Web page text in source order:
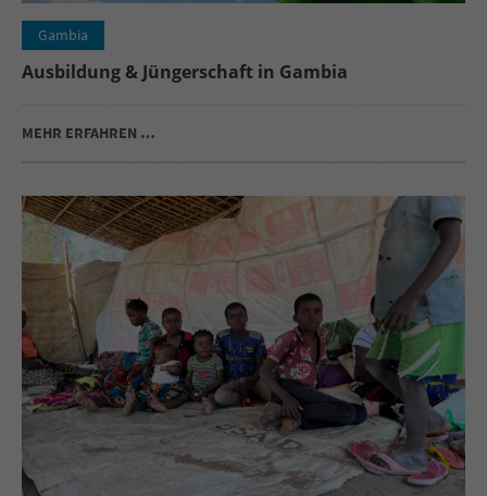
Gambia
Ausbildung & Jüngerschaft in Gambia
MEHR ERFAHREN …